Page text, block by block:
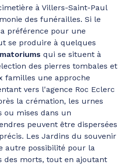
à Villers-Saint-Paul
des funérailles. Si le
préférence pour une
se produire à quelques
qui se situent à
des pierres tombales et
familles une approche
vers l'agence Roc Eclerc
la crémation, les urnes
ou mises dans un
peuvent être dispersées
Les Jardins du souvenir
autre possibilité pour la
des morts, tout en ajoutant